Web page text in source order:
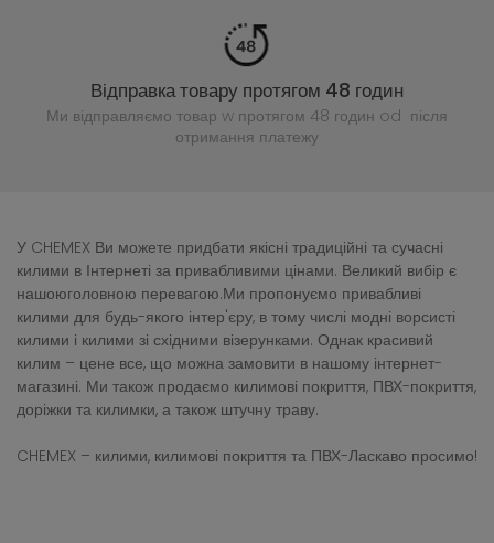
Відправка товару протягом 48 годин
Ми відправляємо товар w протягом 48 годин od після
отримання платежу
У CHEMEX Ви можете придбати якісні традиційні та сучасні
килими в Інтернеті за привабливими цінами. Великий вибір є
нашоюголовною перевагою.Ми пропонуємо привабливі
килими для будь-якого інтер'єру, в тому числі модні ворсисті
килими і килими зі східними візерунками. Однак красивий
килим – цене все, що можна замовити в нашому інтернет-
магазині. Ми також продаємо килимові покриття, ПВХ-покриття,
доріжки та килимки, а також штучну траву.
CHEMEX – килими, килимові покриття та ПВХ-Ласкаво просимо!